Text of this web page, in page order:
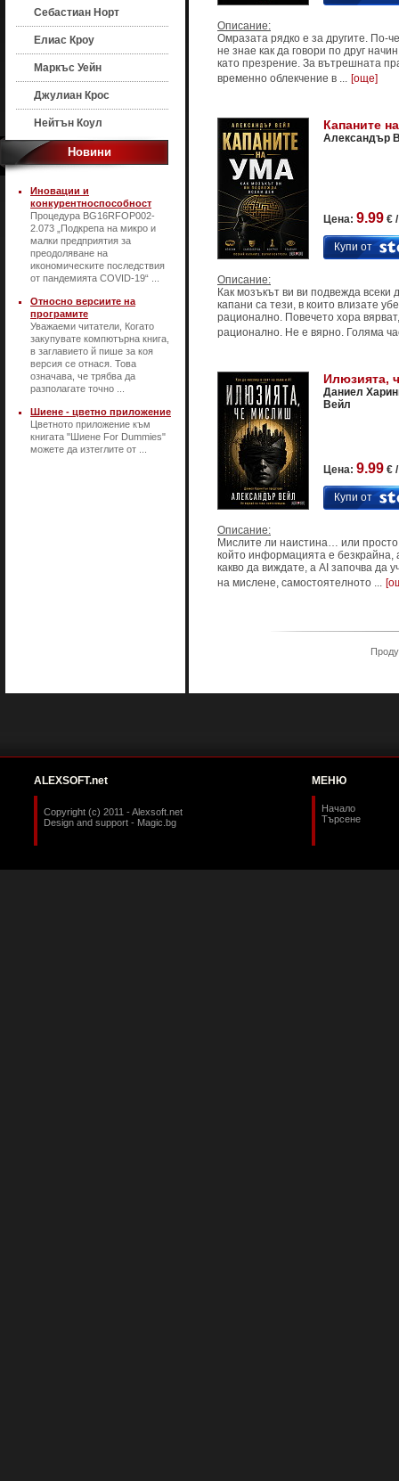
Себастиан Норт
Елиас Кроу
Маркъс Уейн
Джулиан Крос
Нейтън Коул
Новини
Иновации и
конкурентноспособност
Процедура BG16RFOP002-
2.073 „Подкрепа на микро и
малки предприятия за
преодоляване на
икономическите последствия
от пандемията COVID-19“ ...
Относно версиите на
програмите
Уважаеми читатели, Когато
закупувате компютърна книга,
в заглавието й пише за коя
версия се отнася. Това
означава, че трябва да
разполагате точно ...
Шиене - цветно приложение
Цветното приложение към
книгата "Шиене For Dummies"
можете да изтеглите от ...
Описание:
Омразата рядко е за другите. По-
не знае как да говори по друг
като презрение. За вътрешната
временно облекчение в ... [още]
Капаните
Александър
Цена: 9.99 €
Купи от
Описание:
Как мозъкът ви ви подвежда всеки
капани са тези, в които влизате
рационално. Повечето хора
рационално. Не е вярно. Голяма
Илюзията,
Даниел
Вейл
Цена: 9.99 €
Купи от
Описание:
Мислите ли наистина… или просто
който информацията е безкрайна,
какво да виждате, а AI започва да
на мислене, самостоятелното ...
ALEXSOFT.net
Copyright (c) 2011 - Alexsoft.net
Design and support - Magic.bg
МЕНЮ
Начало
Търсене